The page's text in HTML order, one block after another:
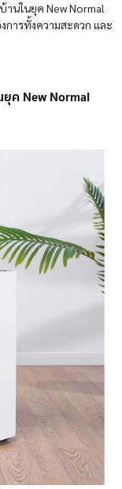
านในยุค New Normal
ารทั้งความสะดวก และ
ค New Normal